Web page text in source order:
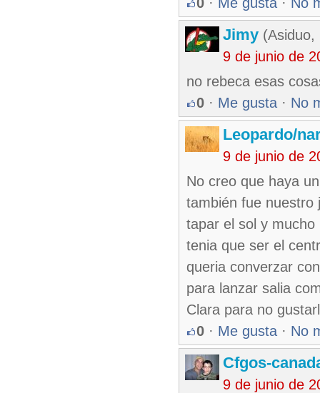
Jimy (Asiduo,
9 de junio de
no rebeca esas
0 · Me gusta · No
Leopardo/
9 de junio de
No creo que haya
también fue nuestro
tapar el sol y
tenia que ser el
queria converzar
para lanzar salia
Clara para no
0 · Me gusta · No
Cfgos-
9 de junio de